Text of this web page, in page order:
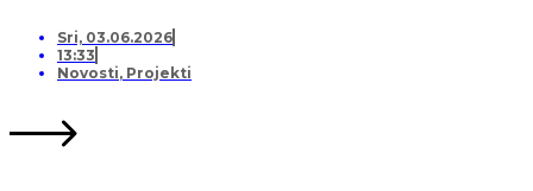
LISTU ČEKANJA
Sri, 03.06.2026
13:33
Novosti, Projekti